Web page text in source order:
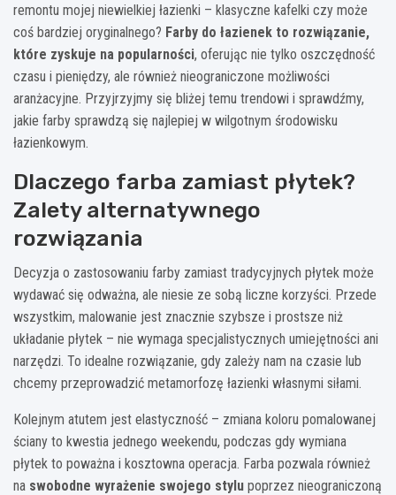
remontu mojej niewielkiej łazienki – klasyczne kafelki czy może
coś bardziej oryginalnego? Farby do łazienek to rozwiązanie,
które zyskuje na popularności, oferując nie tylko oszczędność
czasu i pieniędzy, ale również nieograniczone możliwości
aranżacyjne. Przyjrzyjmy się bliżej temu trendowi i sprawdźmy,
jakie farby sprawdzą się najlepiej w wilgotnym środowisku
łazienkowym.
Dlaczego farba zamiast płytek?
Zalety alternatywnego
rozwiązania
Decyzja o zastosowaniu farby zamiast tradycyjnych płytek może
wydawać się odważna, ale niesie ze sobą liczne korzyści. Przede
wszystkim, malowanie jest znacznie szybsze i prostsze niż
układanie płytek – nie wymaga specjalistycznych umiejętności ani
narzędzi. To idealne rozwiązanie, gdy zależy nam na czasie lub
chcemy przeprowadzić metamorfozę łazienki własnymi siłami.
Kolejnym atutem jest elastyczność – zmiana koloru pomalowanej
ściany to kwestia jednego weekendu, podczas gdy wymiana
płytek to poważna i kosztowna operacja. Farba pozwala również
na swobodne wyrażenie swojego stylu poprzez nieograniczoną